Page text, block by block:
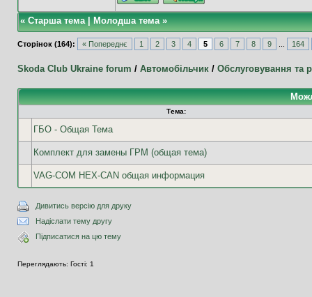
«Старша тема|Молодша тема»
Сторінок (164): « Попереднє 1 2 3 4 5 6 7 8 9 164
Skoda Club Ukraine forum / Автомобільчик/ Обслуговування та
Тема:
ГБО - Общая Тема
Комплект для замены ГРМ (общая тема)
VAG-COM HEX-CAN общая информация
Дивитись версію для друку
Надіслати тему другу
Підписатися на цю тему
Переглядають: Гості: 1